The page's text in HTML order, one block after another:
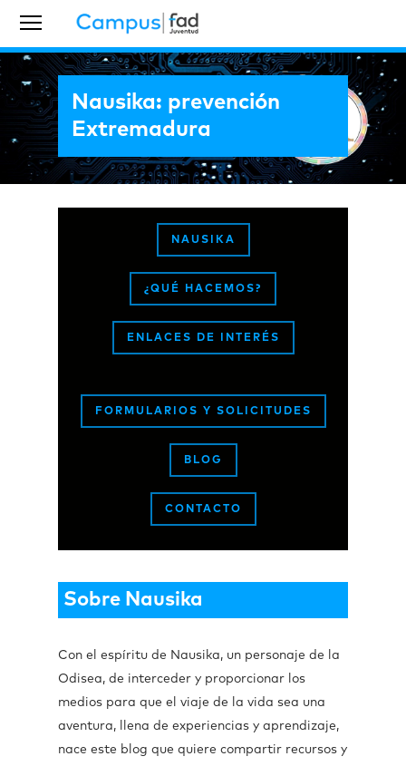
Nausika: prevención
Extremadura
NAUSIKA
¿QUÉ HACEMOS?
ENLACES DE INTERÉS
FORMULARIOS Y SOLICITUDES
BLOG
CONTACTO
Sobre Nausika
Con el espíritu de Nausika, un personaje de la
Odisea, de interceder y proporcionar los
medios para que el viaje de la vida sea una
aventura, llena de experiencias y aprendizaje,
nace este blog que quiere compartir recursos y